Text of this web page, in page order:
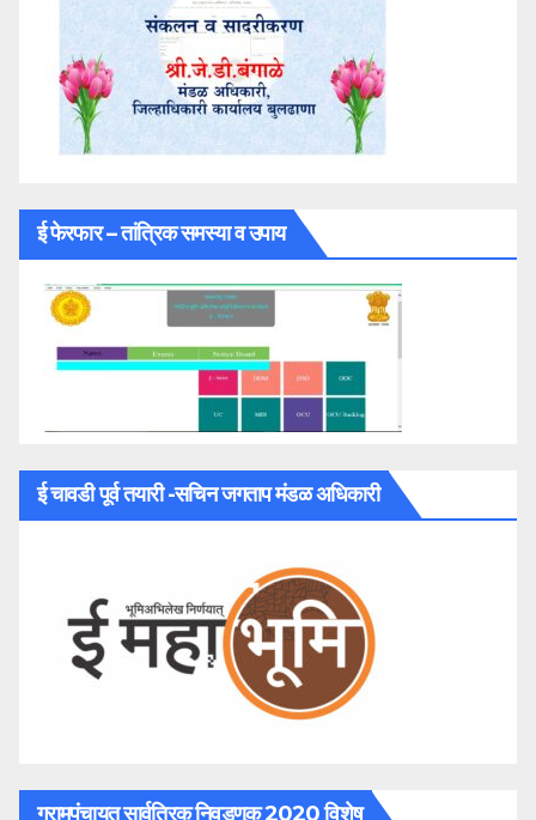
ई फेरफार – तांत्रिक समस्या व उपाय
ई चावडी पूर्व तयारी -सचिन जगताप मंडळ अधिकारी
ग्रामपंचायत सार्वत्रिक निवडणूक 2020 विशेष